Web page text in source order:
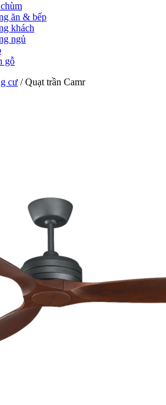
ăn & bếp
khách
ngủ
gỗ
cư /Quạt trần Camr